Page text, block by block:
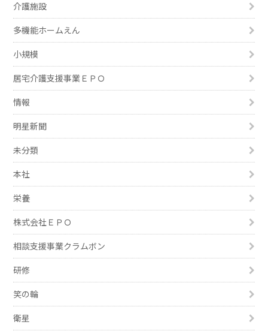
介護施設
多機能ホームえん
小規模
居宅介護支援事業ＥＰＯ
情報
明星新聞
未分類
本社
栄養
株式会社ＥＰＯ
相談支援事業クラムボン
研修
笑の輪
衛星